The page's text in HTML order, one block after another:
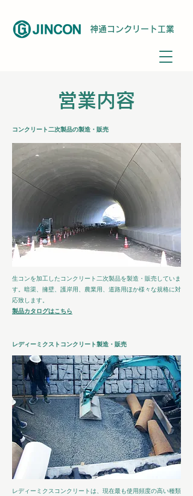
神通コンクリート工業
営業内容
コンクリート二次製品の製造・販売
生コンを加工したコンクリート二次製品を製造・販売していま
す。暗渠、擁壁、護岸用、農業用、道路用ほか様々な規格に対
応致します。
​製品カタログはこちら
レディーミクストコンクリート製造・販売
レディーミクスコンクリートは、現在最も使用頻度の高い種類